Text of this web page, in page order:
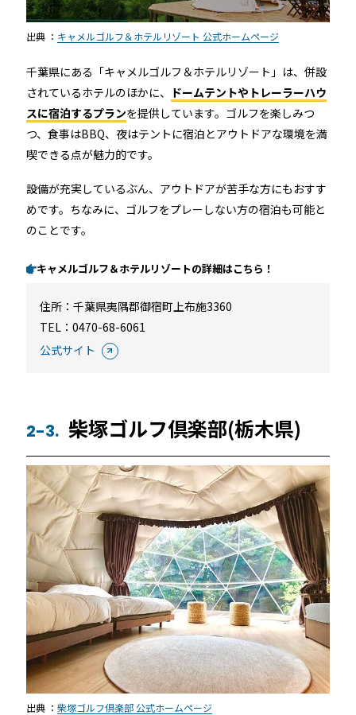
出典 ： キャメルゴルフ＆ホテルリゾート 公式ホームページ
千葉県にある「キャメルゴルフ＆ホテルリゾート」は、併設
されているホテルのほかに、 ドームテントやトレーラーハウ
スに宿泊するプランを提供しています。ゴルフを楽しみつ
つ、食事はBBQ、夜はテントに宿泊とアウトドアな環境を満
喫できる点が魅力的です。
設備が充実しているぶん、アウトドアが苦手な方にもおすす
めです。ちなみに、ゴルフをプレーしない方の宿泊も可能と
のことです。
キャメルゴルフ＆ホテルリゾートの詳細はこちら！
住所： 千葉県夷隅郡御宿町上布施3360
TEL：0470-68-6061
公式サイト
2-3. 柴塚ゴルフ倶楽部(栃木県)
出典 ： 柴塚ゴルフ倶楽部 公式ホームページ